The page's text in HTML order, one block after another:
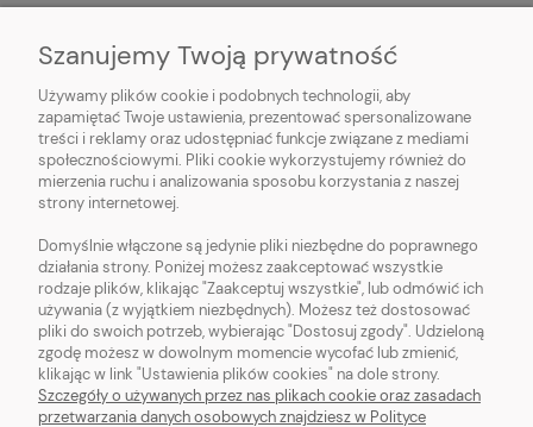
O NAS
OBSŁUGA KLIENTA
POMOC
MOJE KONTO
Sklep z włóczką. Internetowa pasmanteria. Włóczki wełniane. Włóczki
bawełniane. Tanie włóczki. Włóczki ręcznie farbowane.
Szanujemy Twoją prywatność
Używamy plików cookie i podobnych technologii, aby
zapamiętać Twoje ustawienia, prezentować spersonalizowane
treści i reklamy oraz udostępniać funkcje związane z mediami
społecznościowymi. Pliki cookie wykorzystujemy również do
mierzenia ruchu i analizowania sposobu korzystania z naszej
strony internetowej.
Domyślnie włączone są jedynie pliki niezbędne do poprawnego
działania strony. Poniżej możesz zaakceptować wszystkie
rodzaje plików, klikając "Zaakceptuj wszystkie", lub odmówić ich
używania (z wyjątkiem niezbędnych). Możesz też dostosować
pliki do swoich potrzeb, wybierając "Dostosuj zgody". Udzieloną
zgodę możesz w dowolnym momencie wycofać lub zmienić,
klikając w link "Ustawienia plików cookies" na dole strony.
Szczegóły o używanych przez nas plikach cookie oraz zasadach
przetwarzania danych osobowych znajdziesz w Polityce